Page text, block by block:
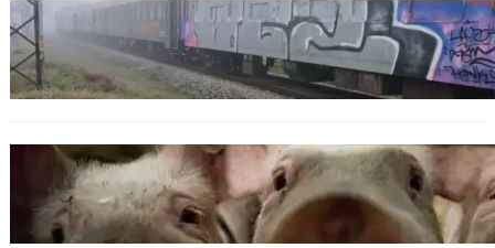
ОБЩЕСТВО
Бързият влак София – Варна блъсна и уби
жена край гара Бутово
БЪЛГАРИЯ
БАБХ регистрира огнище на африканска
чума по свинете в стопанство край Варна